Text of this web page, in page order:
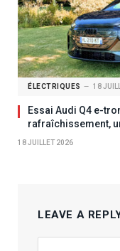
ÉLECTRIQUES 18
Essai Audi Q4 e-
rafraîchissement,
18 JUILLET 2026
LEAVE A